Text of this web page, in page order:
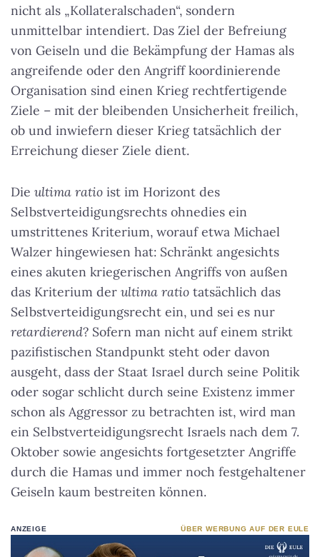
nicht als „Kollateralschaden“, sondern
unmittelbar intendiert. Das Ziel der Befreiung
von Geiseln und die Bekämpfung der Hamas als
angreifende oder den Angriff koordinierende
Organisation sind einen Krieg rechtfertigende
Ziele – mit der bleibenden Unsicherheit freilich,
ob und inwiefern dieser Krieg tatsächlich der
Erreichung dieser Ziele dient.
Die ultima ratio ist im Horizont des
Selbstverteidigungsrechts ohnedies ein
umstrittenes Kriterium, worauf etwa Michael
Walzer hingewiesen hat: Schränkt angesichts
eines akuten kriegerischen Angriffs von außen
das Kriterium der ultima ratio tatsächlich das
Selbstverteidigungsrecht ein, und sei es nur
retardierend? Sofern man nicht auf einem strikt
pazifistischen Standpunkt steht oder davon
ausgeht, dass der Staat Israel durch seine Politik
oder sogar schlicht durch seine Existenz immer
schon als Aggressor zu betrachten ist, wird man
ein Selbstverteidigungsrecht Israels nach dem 7.
Oktober sowie angesichts fortgesetzter Angriffe
durch die Hamas und immer noch festgehaltener
Geiseln kaum bestreiten können.
ANZEIGE ÜBER WERBUNG AUF DER EULE